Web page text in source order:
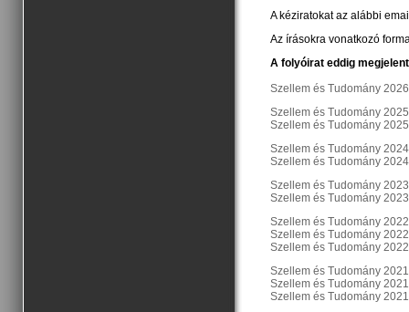
A kéziratokat az alábbi
Az írásokra vonatkozó
A folyóirat eddig
Szellem és Tudomány
Szellem és Tudomány
Szellem és Tudomány
Szellem és Tudomány
Szellem és Tudomány
Szellem és Tudomány
Szellem és Tudomány
Szellem és Tudomány
Szellem és Tudomány
Szellem és Tudomány
Szellem és Tudomány
Szellem és Tudomány
Szellem és Tudomány